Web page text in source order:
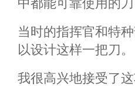
中都能可靠使用的
当时的指挥官和特
以设计这样一把刀。
我很高兴地接受了